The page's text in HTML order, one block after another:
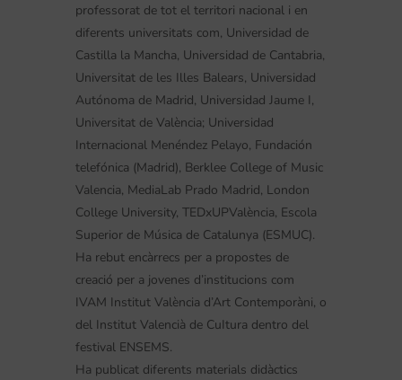
professorat de tot el territori nacional i en
diferents universitats com, Universidad de
Castilla la Mancha, Universidad de Cantabria,
Universitat de les Illes Balears, Universidad
Autónoma de Madrid, Universidad Jaume I,
Universitat de València; Universidad
Internacional Menéndez Pelayo, Fundación
telefónica (Madrid), Berklee College of Music
Valencia, MediaLab Prado Madrid, London
College University, TEDxUPValència, Escola
Superior de Música de Catalunya (ESMUC).
Ha rebut encàrrecs per a propostes de
creació per a jovenes d’institucions com
IVAM Institut València d’Art Contemporàni, o
del Institut Valencià de CuItura dentro del
festival ENSEMS.
Ha publicat diferents materials didàctics